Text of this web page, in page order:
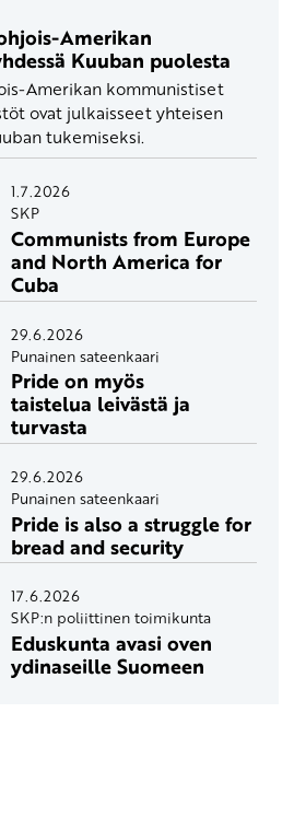
Amerikan
Kuuban puolesta
Amerikan kommunistiset
ovat julkaisseet yhteisen
tukemiseksi.
1.7.2026
SKP
Communists from Europe
and North America for
Cuba
29.6.2026
Punainen sateenkaari
Pride on myös
taistelua leivästä ja
turvasta
29.6.2026
Punainen sateenkaari
Pride is also a struggle for
bread and security
17.6.2026
SKP:n poliittinen toimikunta
Eduskunta avasi oven
ydinaseille Suomeen